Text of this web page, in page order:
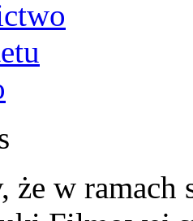
że w ramach